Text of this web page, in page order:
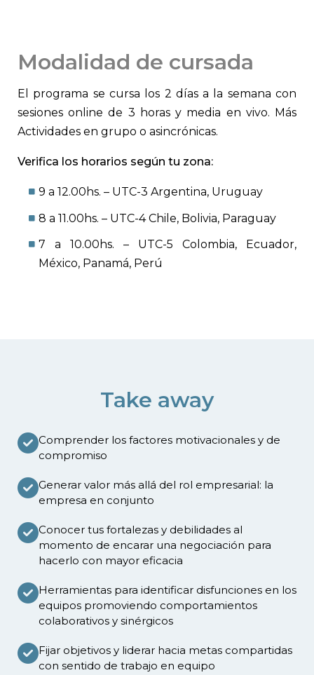
Modalidad de cursada
El programa se cursa los 2 días a la semana con
sesiones online de 3 horas y media en vivo. Más
Actividades en grupo o asincrónicas.
Verifica los horarios según tu zona:
9 a 12.00hs. – UTC-3 Argentina, Uruguay
8 a 11.00hs. – UTC-4 Chile, Bolivia, Paraguay
7 a 10.00hs. – UTC-5 Colombia, Ecuador,
México, Panamá, Perú
Take away
Comprender los factores motivacionales y de
compromiso
Generar valor más allá del rol empresarial: la
empresa en conjunto
Conocer tus fortalezas y debilidades al
momento de encarar una negociación para
hacerlo con mayor eficacia
Herramientas para identificar disfunciones en los
equipos promoviendo comportamientos
colaborativos y sinérgicos
Fijar objetivos y liderar hacia metas compartidas
con sentido de trabajo en equipo